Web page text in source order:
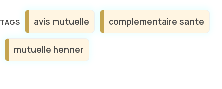
Étiquettes
avis mutuelle complementaire sante
mutuelle henner